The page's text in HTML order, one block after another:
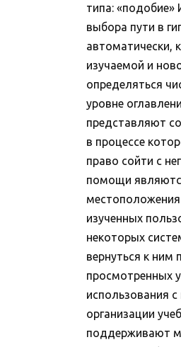
типа:
выбора пути в
автоматически,
изучаемой и
определяться
уровне
представляют
в процессе
право сойти с
помощи
изученных
некоторых
вернуться к
просмотренных
использования
организации
поддерживают